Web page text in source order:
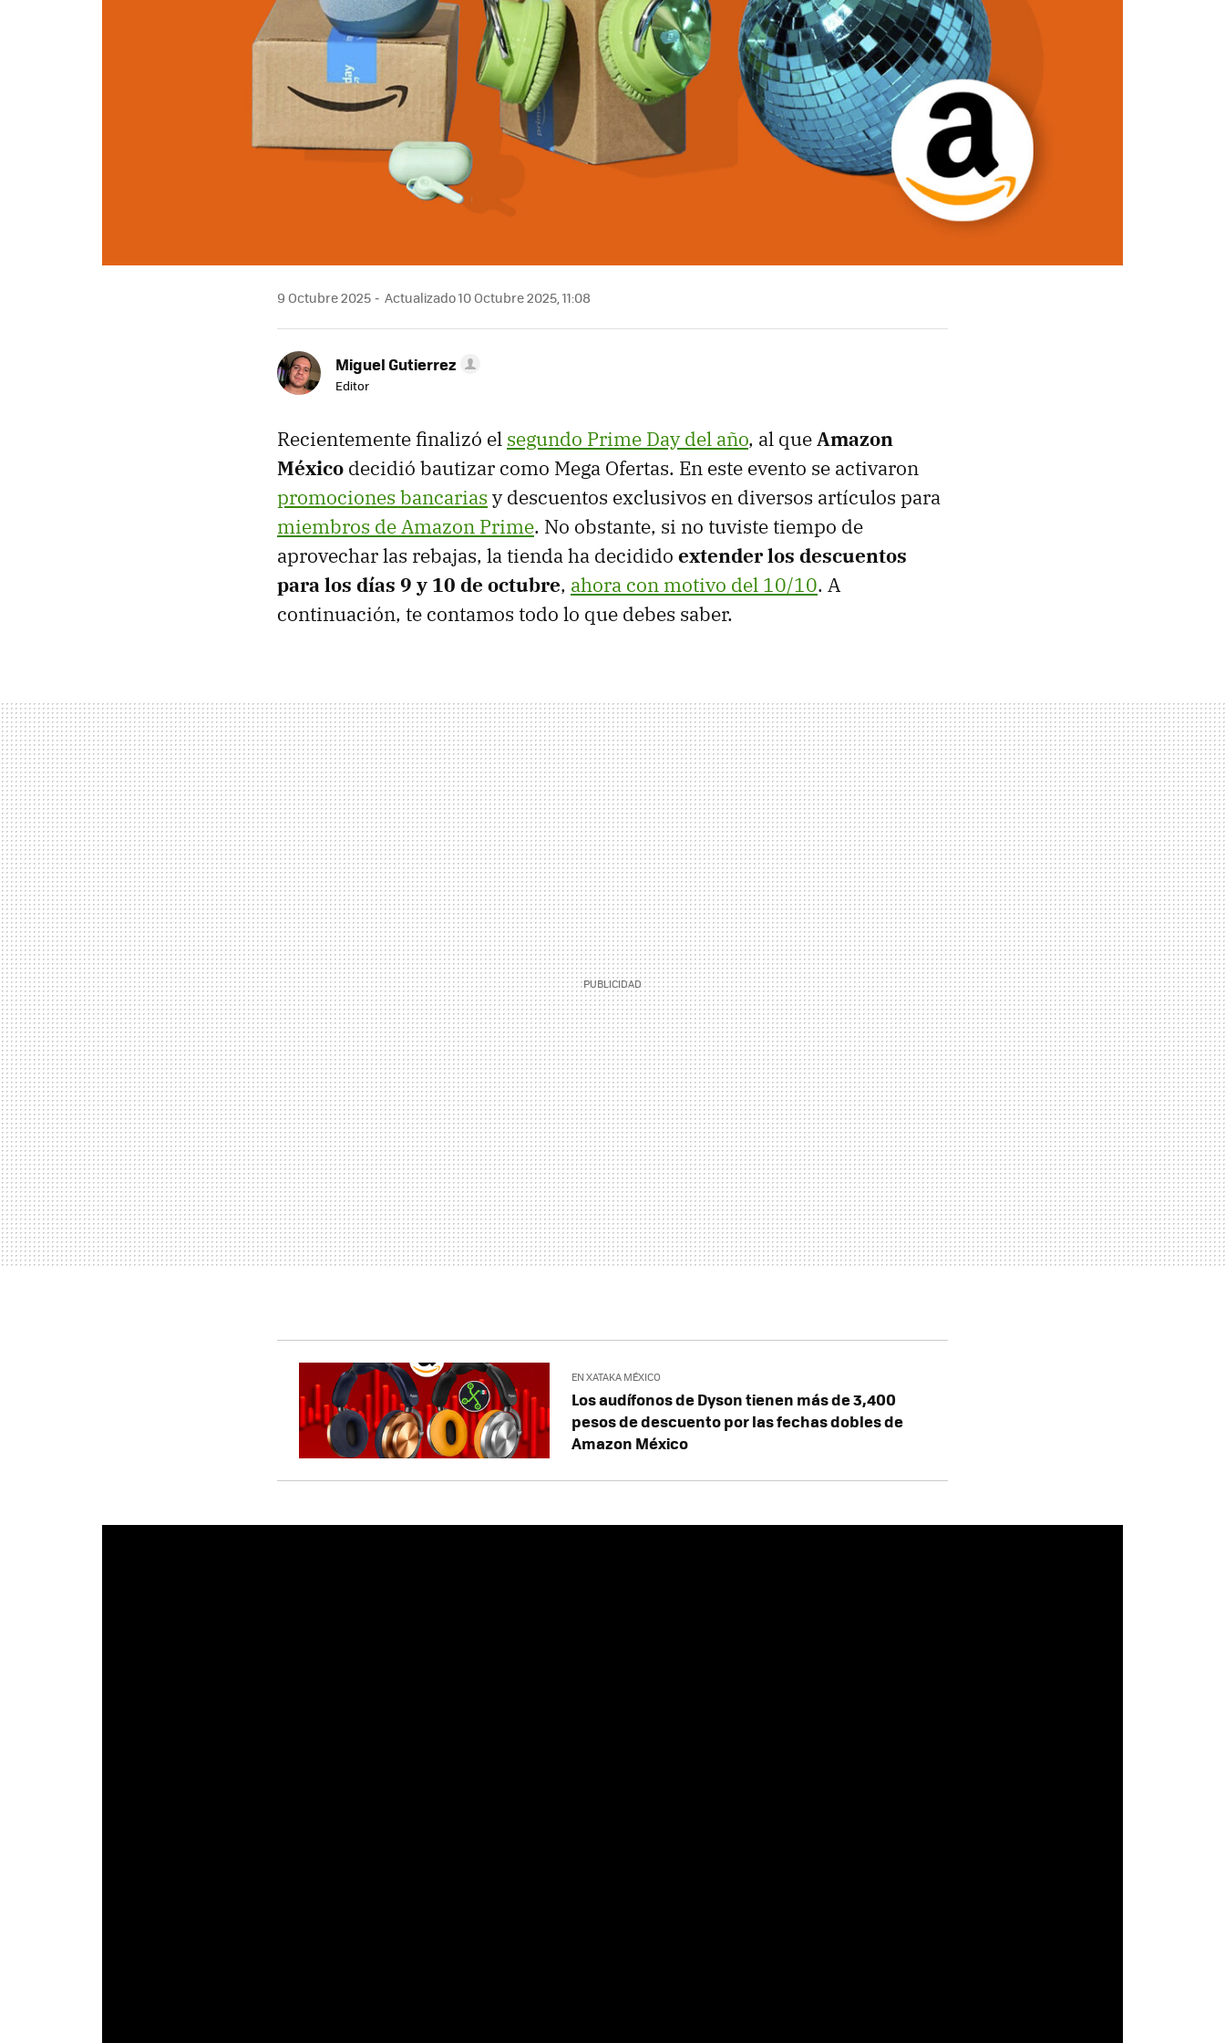
9 Octubre 2025 Actualizado 10 Octubre 2025, 11:08
Miguel Gutierrez
Editor
Recientemente finalizó el segundo Prime Day del año, al queAmazon
México decidió bautizar como Mega Ofertas. En este evento se activaron
promociones bancarias y descuentos exclusivos en diversos artículos para
miembros de Amazon Prime. No obstante, si no tuviste tiempo de
aprovechar las rebajas, la tienda ha decidido extender los descuentos
para los días 9 y 10 de octubre, ahora con motivo del 10/10. A
continuación, te contamos todo lo que debes saber.
EN XATAKA MÉXICO
Los audífonos de Dyson tienen más de 3,400
pesos de descuento por las fechas dobles de
Amazon México